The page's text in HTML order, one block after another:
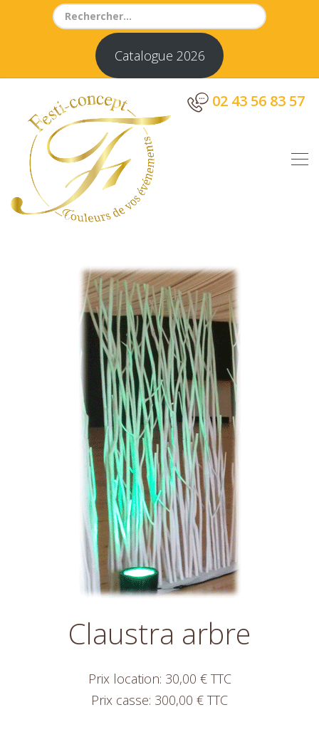
Search
Catalogue 2026
02 43 56 83 57
Claustra arbre
Prix location: 30,00 € TTC
Prix casse: 300,00 € TTC